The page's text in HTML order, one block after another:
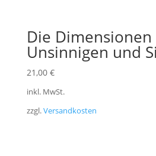
Die Dimensionen
Unsinnigen und
21,00 €
inkl. MwSt.
zzgl.Versandkosten